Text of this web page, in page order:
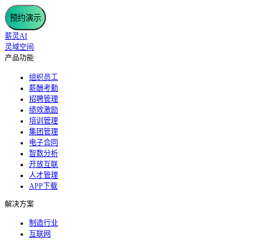
预约演示
薪灵AI
灵域空间
产品功能
组织员工
薪酬考勤
招聘管理
绩效激励
培训管理
集团管理
电子合同
智数分析
开放互联
人才管理
APP下载
解决方案
制造行业
互联网